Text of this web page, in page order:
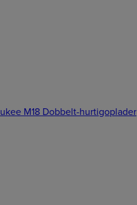
M18 Dobbelt-hurtigoplader